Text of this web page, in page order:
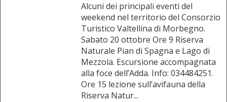
Alcuni dei principali eventi del
weekend nel territorio del Consorzio
Turistico Valtellina di Morbegno.
Sabato 20 ottobre Ore 9 Riserva
Naturale Pian di Spagna e Lago di
Mezzola. Escursione accompagnata
alla foce dell’Adda. Info: 034484251.
Ore 15 lezione sull’avifauna della
Riserva Natur...